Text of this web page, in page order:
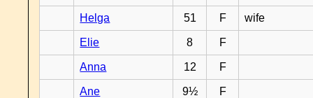
Helga 51 F wife
Elie 8 F
Anna 12 F
Ane 9½ F